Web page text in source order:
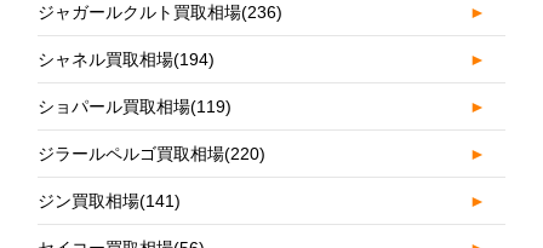
ジャガールクルト買取相場(236) ►
シャネル買取相場(194) ►
ショパール買取相場(119) ►
ジラールペルゴ買取相場(220) ►
ジン買取相場(141) ►